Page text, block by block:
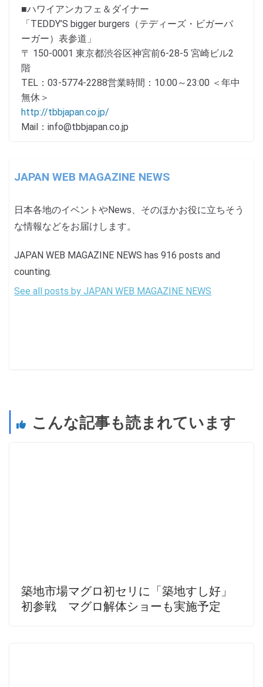
■ハワイアンカフェ＆ダイナー
「TEDDY’S bigger burgers（テディーズ・ビガーバ
ーガー）表参道」
〒 150-0001 東京都渋谷区神宮前6-28-5 宮崎ビル2
階
TEL：03-5774-2288営業時間：10:00～23:00 ＜年中
無休＞
http://tbbjapan.co.jp/
Mail：info@tbbjapan.co.jp
JAPAN WEB MAGAZINE NEWS
日本各地のイベントやNews、そのほかお役に立ちそう
な情報などをお届けします。
JAPAN WEB MAGAZINE NEWS has 916 posts and
counting.
See all posts by JAPAN WEB MAGAZINE NEWS
こんな記事も読まれています
築地市場マグロ初セリに「築地すし好」
初参戦 マグロ解体ショーも実施予定